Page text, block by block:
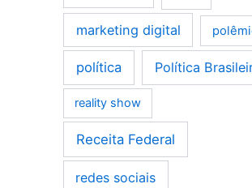
marketing digital
política Política
reality show
Receita Federal
redes sociais